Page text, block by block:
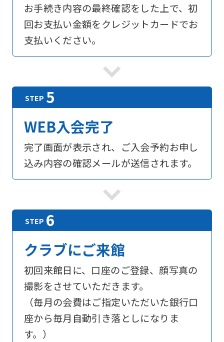
お手続き内容の最終確認をした上で、初
回お支払い金額をクレジットカードでお
支払いください。
WEB入会完了
完了画面が表示され、ご入会予約お申し
込み内容の確認メールが送信されます。
クラブにご来館
初回来館日に、口座のご登録、顔写真の
撮影をさせていただきます。
（毎月の会費はご指定いただいた銀行口
座から毎月自動引き落としになりま
す。）
For
foreigners
Central
official
automatically
translated
into
English.
the
link
below
(start
automatic
translation)